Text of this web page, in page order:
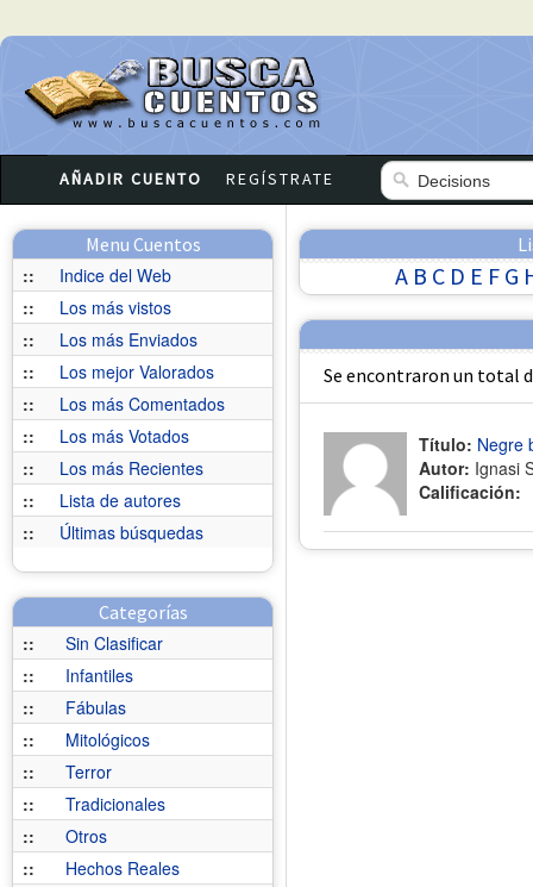
AÑADIR CUENTO REGÍSTRATE
Menu Cuentos
::
Indice del Web
::
Los más vistos
::
Los más Enviados
::
Los mejor Valorados
::
Los más Comentados
::
Los más Votados
::
Los más Recientes
::
Lista de autores
::
Últimas búsquedas
Categorías
::
Sin Clasificar
::
Infantiles
::
Fábulas
::
Mitológicos
::
Terror
::
Tradicionales
::
Otros
::
Hechos Reales
A B C D E F G
Se encontraron un total
Título: Negre
Autor: Ignasi
Calificación: